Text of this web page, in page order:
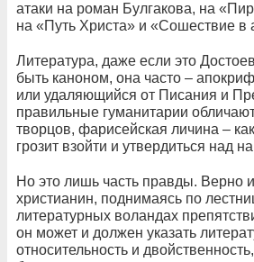
атаки на роман Булгакова, на
на «Путь Христа» и «Сошествие в
Литература, даже если это
быть каноном, она часто –
или удаляющийся от Писания и
правильные гуманитарии
творцов, фарисейская личина –
грозит взойти и утвердиться над
Но это лишь часть правды. Верно и
христианин, поднимаясь по
литературных воландах
он может и должен указать
относительность и